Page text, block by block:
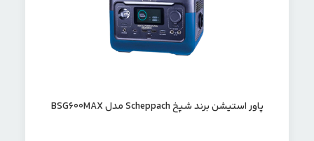
پاور استیشن برند شپخ Scheppach مدل BSG600MAX